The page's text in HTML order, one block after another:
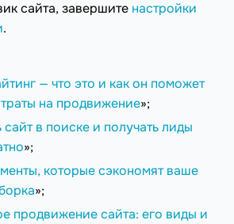
сайта, завершите настройки
.
— что это и как он поможет
на продвижение»;
сайт в поиске и получать лиды
»;
которые сэкономят ваше
»;
продвижение сайта: его виды и